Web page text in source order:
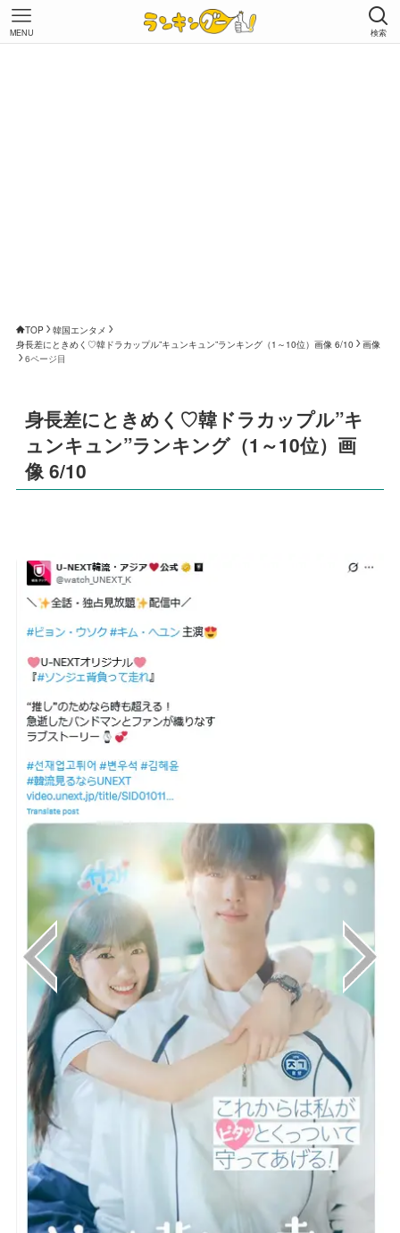
検索
MENU
TOP
韓国エンタメ
身長差にときめく♡韓ドラカップル”キュンキュン”ランキング（1～10位）画像 6/10
画像
6ページ目
身長差にときめく♡韓ドラカップル”キ
ュンキュン”ランキング（1～10位）画
像 6/10